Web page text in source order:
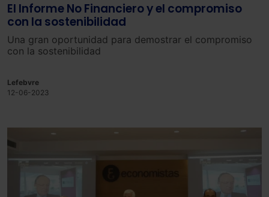
El Informe No Financiero y el compromiso
con la sostenibilidad
Una gran oportunidad para demostrar el compromiso
con la sostenibilidad
Lefebvre
12-06-2023